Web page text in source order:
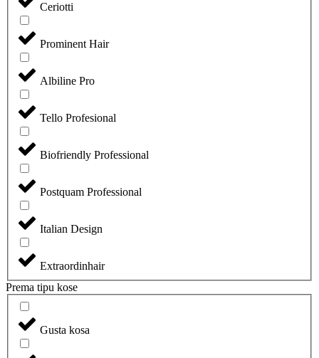
Ceriotti
Prominent Hair
Albiline Pro
Tello Profesional
Biofriendly Professional
Postquam Professional
Italian Design
Extraordinhair
Prema tipu kose
Gusta kosa